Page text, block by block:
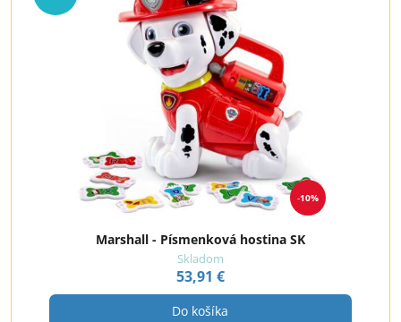
10%
Marshall - Písmenková hostina SK
Skladom
53,91 €
Do košíka